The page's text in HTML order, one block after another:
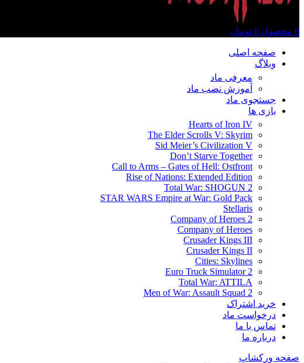
0 محصول 0 تومان
صفحه اصلی
وبلاگ
معرفی ماد
آموزش نصب ماد
جستجوی ماد
بازی ها
Hearts of Iron IV
The Elder Scrolls V: Skyrim
Sid Meier’s Civilization V
Don’t Starve Together
Call to Arms – Gates of Hell: Ostfront
Rise of Nations: Extended Edition
Total War: SHOGUN 2
STAR WARS Empire at War: Gold Pack
Stellaris
Company of Heroes 2
Company of Heroes
Crusader Kings III
Crusader Kings II
Cities: Skylines
Euro Truck Simulator 2
Total War: ATTILA
Men of War: Assault Squad 2
خرید اشتراک
درخواست ماد
تماس با ما
درباره ما
صفحه ورکشاپ